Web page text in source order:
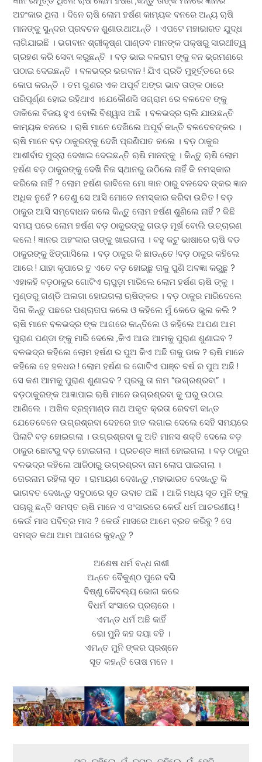
ଅହଂକାର ଥିଲା । ଦିନେ ୠଷି ଲୋମ ହର୍ଷଣ କାମ୍ୟକ ବନରେ ଅନ୍ୟ ୠଷି
ମାନଙ୍କୁ ସୁନ୍ଦର ପ୍ରବଚନ ଶୁଣାଉଥାଆନ୍ତି । ଏପଟେ ମହାଭାରତ ଯୁଦ୍ଧ
ଲାଗିଯାଇଛି । ଭଗବାନ ଶ୍ରୀକୃଷ୍ଣ ପାଣ୍ଡଵ ମାନଙ୍କ ପକ୍ଷରୁ ସାରଥୀତ୍ୱ
ଗ୍ରହଣ କରି ସେବା କରୁଛନ୍ତି । ବଡ଼ ଭାଇ ବଳରାମ ଙ୍କୁ ବନ ଭ୍ରମଣରେ
ପଠାଇ ଦେଇଛନ୍ତି । ବଳଭଦ୍ର ଭଗବାନ ! ଯିଏ ପ୍ରତି ମୁହୂର୍ତ୍ତରେ ରେ
କୋପ କରନ୍ତି । ତମ ଗୁଣର ଏକ ଅପୂର୍ବ ଅଙ୍ଗ ଭାବ ତାଙ୍କ ଠାରେ
ପରିପୂର୍ଣ୍ଣ ହୋଇ ରହିଥାଏ ।ଯେକୌଣସି ସଗ୍ରାମ ରେ ବଳଦେବ ଙ୍କୁ
ଡାକିଲେ ବିଜୟ ହୁଏ ବୋଲି ବିଶ୍ୱାସ ଅଛି । ବଳଭଦ୍ର ଚାଲି ଯାଉଛନ୍ତି
କାମ୍ୟକ ବନରେ । ୠଷି ମାନେ ଦେଖିଲେ ଅପୂର୍ବ କାନ୍ତି ବଳଦେବଙ୍କର ।
ୠଷି ମାନେ ବଡ଼ ଠାକୁରଙ୍କୁ ଦେଖି ପ୍ରଣିପାତ କଲେ । ବଡ଼ ଠାକୁର
ଆଶୀର୍ବାଦ ମୁଦ୍ରା ଦେଖାଇ ଦେଇଛନ୍ତି ୠଷି ମାନଙ୍କୁ । କିନ୍ତୁ ୠଷି ଲୋମ
ହର୍ଷଣ ବଡ଼ ଠାକୁରଙ୍କୁ ଦେଖି ନିଜ ସ୍ଥାନରୁ ଉଠିଲେ ନାହିଁ କି ନମସ୍କାର
କରିଲେ ନାହିଁ ? ଲୋମ ହର୍ଷଣ ଭାବିଲେ ମୋ ଜ୍ଞାନ ଠାରୁ ବଳଦେବ ଙ୍କର ଜ୍ଞାନ
ଅଧିକ ନୁହେଁ ? ତେଣୁ ସେ ଆସି ମୋତେ ନମସ୍କାର କରିବା ଉଚିତ ! ବଡ଼
ଠାକୁର ଆସି ସମ୍ବୋଧନ କଲେ କିନ୍ତୁ ଲୋମ ହର୍ଷଣ ଶୁଣିଲେ ନାହିଁ ? କିଛି
ସମୟ ପରେ ଲୋମ ହର୍ଷଣ ବଡ଼ ଠାକୁରଙ୍କୁ ଗଉଡ଼ ମୂର୍ଖ ବୋଲି ଉଚ୍ଚାରଣ
କଲେ ! ଜ୍ଞାନର ଅହଂକାର ତାଙ୍କୁ ଖାଇଗଲା । ବହୁ କଟୁ ଭାଷାରେ ୠଷି ବଡ
ଠାକୁରଙ୍କୁ ଝିଙ୍ଗାସିଲେ । ବଡ଼ ଠାକୁର କି ଛାଡନ୍ତେ !ବଡ଼ ଠାକୁର କହିଲେ
ଆରେ ! ଯାହା କୃପାରେ ତୁ ଏତେ ବଡ଼ ହୋଇଛୁ ତାକୁ ପୁଣି ଅବଜ୍ଞା କରୁଛୁ ?
ଏହାକହି ବଡ଼ଠାକୁର ଗୋଟିଏ ଚାପୁଡ଼ା ମାରିଲେ ଲୋମ ହର୍ଷଣ ୠଷି ଙ୍କୁ ।
ମୁଣ୍ଡରୁ ଗଣ୍ଡି ଅଲଗା ହୋଇଗଲା ଋଷିଙ୍କର । ବଡ଼ ଠାକୁର ମାରିଦେଲେ
ସିନା କିନ୍ତୁ ପଛରେ ପଶ୍ଚାତାପ କଲେ ଓ କହିଲେ ମୁଁ କେଡେ ଭୁଲ କଲି ?
ୠଷି ମାନେ ବଳଭଦ୍ର ଙ୍କ ଆଗରେ କାନ୍ଦିଲେ ଓ କହିଲେ ଆପଣ ଆମ
ପୁରାଣ ପଣ୍ଡା ଙ୍କୁ ମାରି ଦେଲେ ,କିଏ ଆଉ ଆମକୁ ପୁରାଣ ଶୁଣାଇବ ?
ବଳଭଦ୍ର କହିଲେ ଲୋମ ହର୍ଷଣ ର ପୁଅ କିଏ ଅଛି ତାକୁ ଡାକ ? ୠଷି ମାନେ
କହିଲେ ହେ ହଳଧର ! ଲୋମ ହର୍ଷଣ ର ଗୋଟିଏ ପାଞ୍ଚ ବର୍ଷ ର ପୁଅ ଅଛି !
ସେ କଣ ଆମକୁ ପୁରାଣ ଶୁଣାଇବ ? ପ୍ରଭୁ ତା ନାମ “ଉଗ୍ରଶ୍ରବା” ।
ବଡ଼ଠାକୁରଙ୍କ ଆଜ୍ଞାପାଇ ୠଷି ମାନେ ଉଗ୍ରଶ୍ରବା କୁ ଘରୁ ଉଠାଇ
ଆଣିଲେ । ଅଖିଳ ବ୍ରହ୍ମାଣ୍ଡ ନାଥ ଅକୃତ କ୍ରତା ରେବତୀ କାନ୍ତ
ଯେତେବେଳେ ଉଗ୍ରଶ୍ରବା ଦେହରେ ହାତ ଲଗାଇ ଦେଲେ ସେହି ସମୟରେ
ପିଲାଟି ବଡ଼ ହୋଇଗଲା । ଉଗ୍ରଶ୍ରବା କୁ ଅତି ମାନସ ଶକ୍ତି ଦେଲେ ବଡ଼
ଠାକୁର ଛୋଟରୁ ବଡ଼ ହୋଇଗଲା । ପ୍ରଚଣ୍ଡ ଜ୍ଞାନୀ ହୋଇଗଲା । ବଡ଼ ଠାକୁର
ବଳଭଦ୍ର କହିଲେ ଆଜିଠାରୁ ଉଗ୍ରଶ୍ରବା ନାମ ଲୋପ ପାଇଗଲା ।
ତୋରନାମ ରହିଲା ସୂତ । ରାମାୟଣ ଦେଖନ୍ତୁ ,ମହାଭାରତ ଦେଖନ୍ତୁ କି
ଭାଗବତ ଦେଖନ୍ତୁ ସବୁଠାରେ ସୂତ ଉବାଚ ଅଛି । ଆଜି ମଧ୍ୟ ସୂତ ମୁନି ଙ୍କୁ
ପଚାରୁ ଛନ୍ତି ସମସ୍ତ ଋଷି ମାନେ ଏ ସଂସାରରେ କେଉଁ ଧର୍ମ ଆଚରଣୀୟ !
କେଉଁ ମାସ ପବିତ୍ର ମାସ ? କେଉଁ ମାସରେ ଆମେ ବ୍ରତ କରିବୁ ? ସେ
ସମସ୍ତ କଥା ଆମ ଆଗରେ କୁହନ୍ତୁ ?
ଅଶେଷ ଧର୍ମ ବନ୍ଧ ନାଶୀ
ଅନ୍ତେ ବୈକୁଣ୍ଠ ପୁରେ ବସି
ବିଷ୍ଣୁ କୈବଲ୍ୟ ଭୋଗ କରେ
ବିଧର୍ମ ସଂସାରେ ପ୍ରଚାରେ ।
ଏମନ୍ତ ଧର୍ମ ଅଛି କାହିଁ
ଭୋ ମୁନି କହ ଦୟା ବହି ।
ଏମନ୍ତ ମୁନି ଙ୍କର ପ୍ରଶ୍ନେ
ସୂତ କହନ୍ତି ତୋଷ ମନେ ।